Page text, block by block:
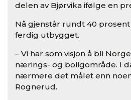
delen av Bjørvika ifølge en
Nå gjenstår rundt 40
ferdig utbygget.
– Vi har som visjon å bli
nærings- og boligområde. I
nærmere det målet enn
Rognerud.